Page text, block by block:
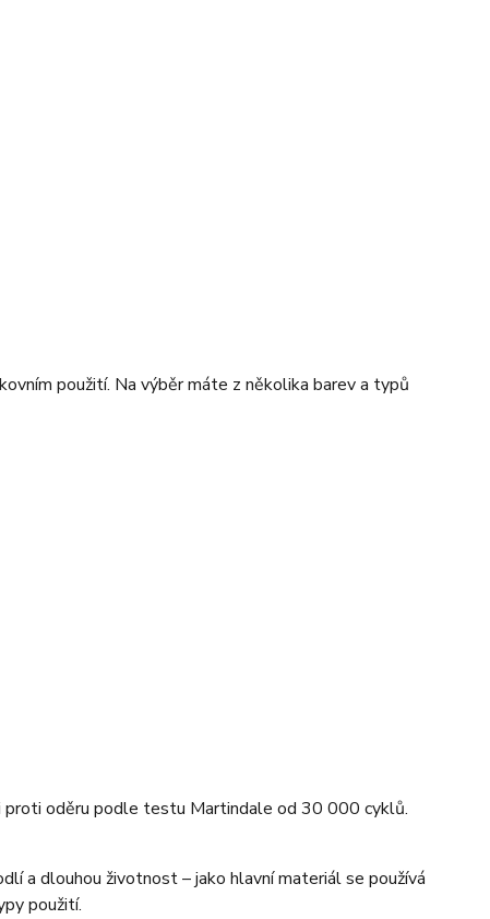
použití. Na výběr máte z několika barev a typů
oděru podle testu Martindale od 30 000 cyklů.
a dlouhou životnost – jako hlavní materiál se používá
použití.